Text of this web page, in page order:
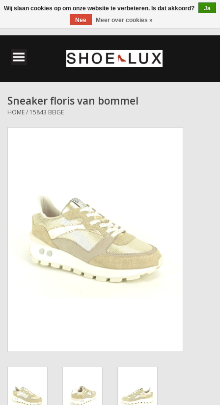
Herenschoenen
Accessoires
Sneaker floris van bommel
HOME/ 15843 BEIGE
Wij slaan cookies op om onze website te verbeteren. Is dat akkoord?
Ja
Nee
Meer over cookies »